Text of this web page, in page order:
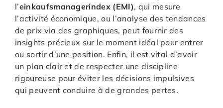
l’einkaufsmanagerindex (EMI), qui mesure
l’activité économique, ou l’analyse des tendances
de prix via des graphiques, peut fournir des
insights précieux sur le moment idéal pour entrer
ou sortir d’une position. Enfin, il est vital d’avoir
un plan clair et de respecter une discipline
rigoureuse pour éviter les décisions impulsives
qui peuvent conduire à de grandes pertes.